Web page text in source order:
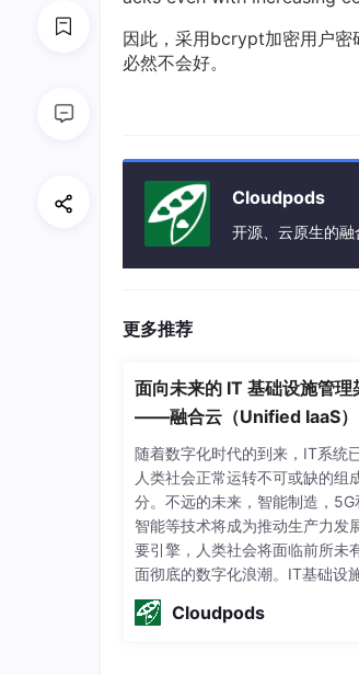
因此，采用bcrypt加密用户密
必然不会好。
Cloudpods
开源、云原生的融
更多推荐
面向未来的 IT 基础设施管理
——融合云（Unified IaaS）
随着数字化时代的到来，IT系统
人类社会正常运转不可或缺的组
分。不远的未来，智能制造，5G
智能等技术将成为推动生产力发
要引擎，人类社会将面临前所未
面彻底的数字化浪潮。IT基础设
T系统运行的平台和载体，是实现
化的基石。在这场数字化浪潮中
Cloudpods